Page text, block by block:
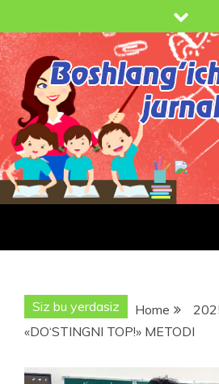
to
content
BOSHLANG'ICH
Siz bu yerdasiz Home
«DO‘STINGNI TOP!» METODI